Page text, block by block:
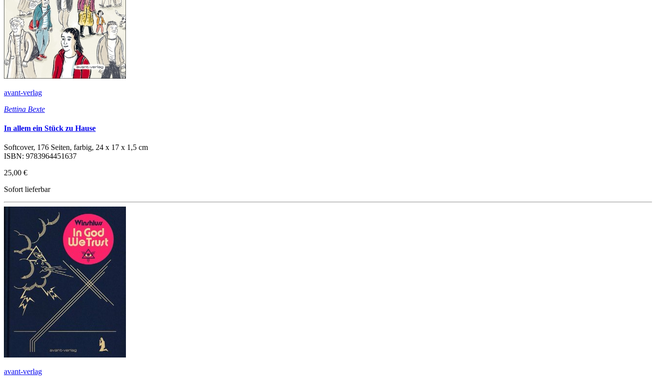
avant-verlag
Bettina Bexte
In allem ein Stück zu Hause
Softcover, 176 Seiten, farbig, 24 x 17 x 1,5 cm
ISBN: 9783964451637
25,00 €
Sofort lieferbar
avant-verlag